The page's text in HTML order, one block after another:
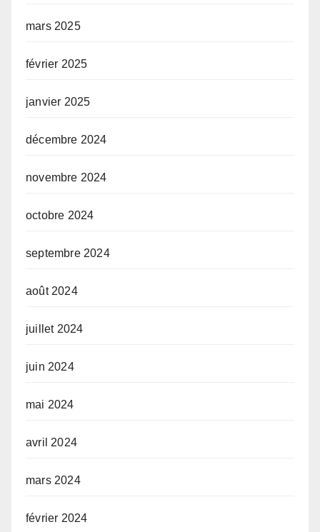
mars 2025
février 2025
janvier 2025
décembre 2024
novembre 2024
octobre 2024
septembre 2024
août 2024
juillet 2024
juin 2024
mai 2024
avril 2024
mars 2024
février 2024